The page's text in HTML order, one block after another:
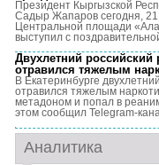
Президент Кыргызской
Садыр Жапаров сегодня,
Центральной площади
выступил с
Двухлетний российский
отравился тяжелым
В Екатеринбурге
отравился тяжелым
метадоном и попал в
этом сообщил Telegram-
Аналитика